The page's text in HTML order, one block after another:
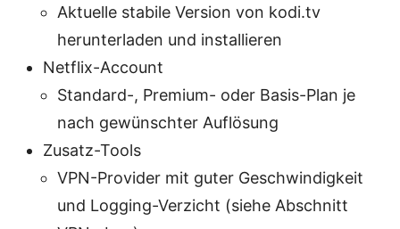
Aktuelle stabile Version von kodi.tv
herunterladen und installieren
Netflix-Account
Standard-, Premium- oder Basis-Plan je
nach gewünschter Auflösung
Zusatz-Tools
VPN-Provider mit guter Geschwindigkeit
und Logging-Verzicht (siehe Abschnitt